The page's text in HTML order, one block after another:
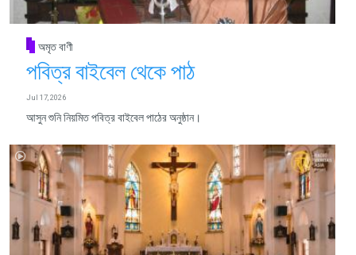
অমৃত বাণী
পবিত্র বাইবেল থেকে পাঠ
Jul 17, 2026
আসুন শুনি নিয়মিত পবিত্র বাইবেল পাঠের অনুষ্ঠান।